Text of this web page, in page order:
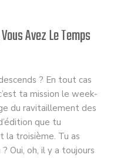
Avez Le Temps
? En tout cas
ta mission le week-
du ravitaillement des
que tu
la troisième. Tu as
Oui, oh, il y a toujours